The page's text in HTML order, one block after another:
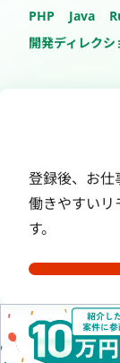
PHP Java
開発ディレクシ
登録後、お仕
働きやすいリ
す。